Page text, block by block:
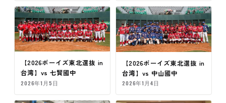
【2026ボーイズ東北選抜 in
台湾】vs 七賢國中
2026年1月5日
【2026ボーイズ東北選抜 in
台湾】vs 中山國中
2026年1月4日